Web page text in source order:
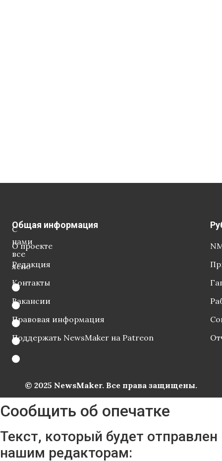
С
нами
все
ясно
Общая информация
О проекте
Редакция
Контакты
Вакансии
Правовая информация
Поддержать NewsMaker на Patreon
© 2025 NewsMaker. Все права защищены.
Сообщить об опечатке
Текст, который будет отправлен
нашим редакторам: